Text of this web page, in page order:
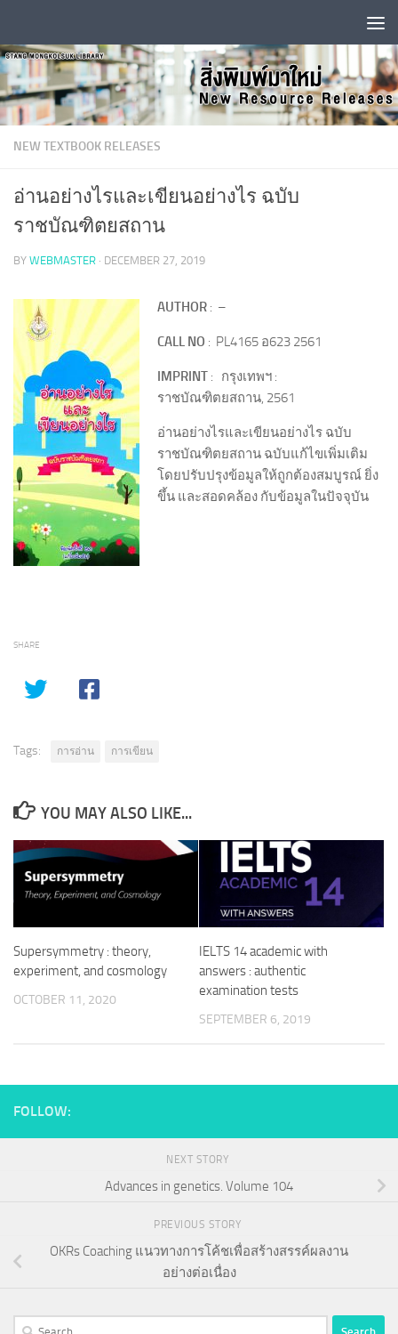
NEW TEXTBOOK RELEASES
อ่านอย่างไรและเขียนอย่างไร ฉบับ
ราชบัณฑิตยสถาน
BY WEBMASTER · DECEMBER 27, 2019
AUTHOR : –
CALL NO : PL4165 อ623 2561
IMPRINT : กรุงเทพฯ :
ราชบัณฑิตยสถาน, 2561
อ่านอย่างไรและเขียนอย่างไร ฉบับ
ราชบัณฑิตยสถาน ฉบับแก้ไขเพิ่มเติม
โดยปรับปรุงข้อมูลให้ถูกต้องสมบูรณ์ ยิ่ง
ขึ้น และสอดคล้อง กับข้อมูลในปัจจุบัน
SHARE
Tags: การอ่าน การเขียน
YOU MAY ALSO LIKE...
Supersymmetry : theory,
experiment, and cosmology
OCTOBER 11, 2020
IELTS 14 academic with
answers : authentic
examination tests
SEPTEMBER 6, 2019
FOLLOW:
NEXT STORY
Advances in genetics. Volume 104
PREVIOUS STORY
OKRs Coaching แนวทางการโค้ชเพื่อสร้างสรรค์ผลงาน
อย่างต่อเนื่อง
Search